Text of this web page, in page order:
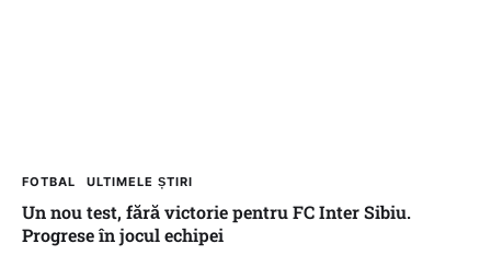
FOTBAL ULTIMELE ȘTIRI
Un nou test, fără victorie pentru FC Inter Sibiu.
Progrese în jocul echipei